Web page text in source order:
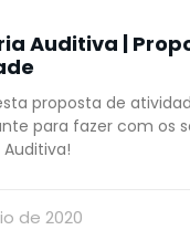
Auditiva |
proposta de
para fazer com os
de 2020